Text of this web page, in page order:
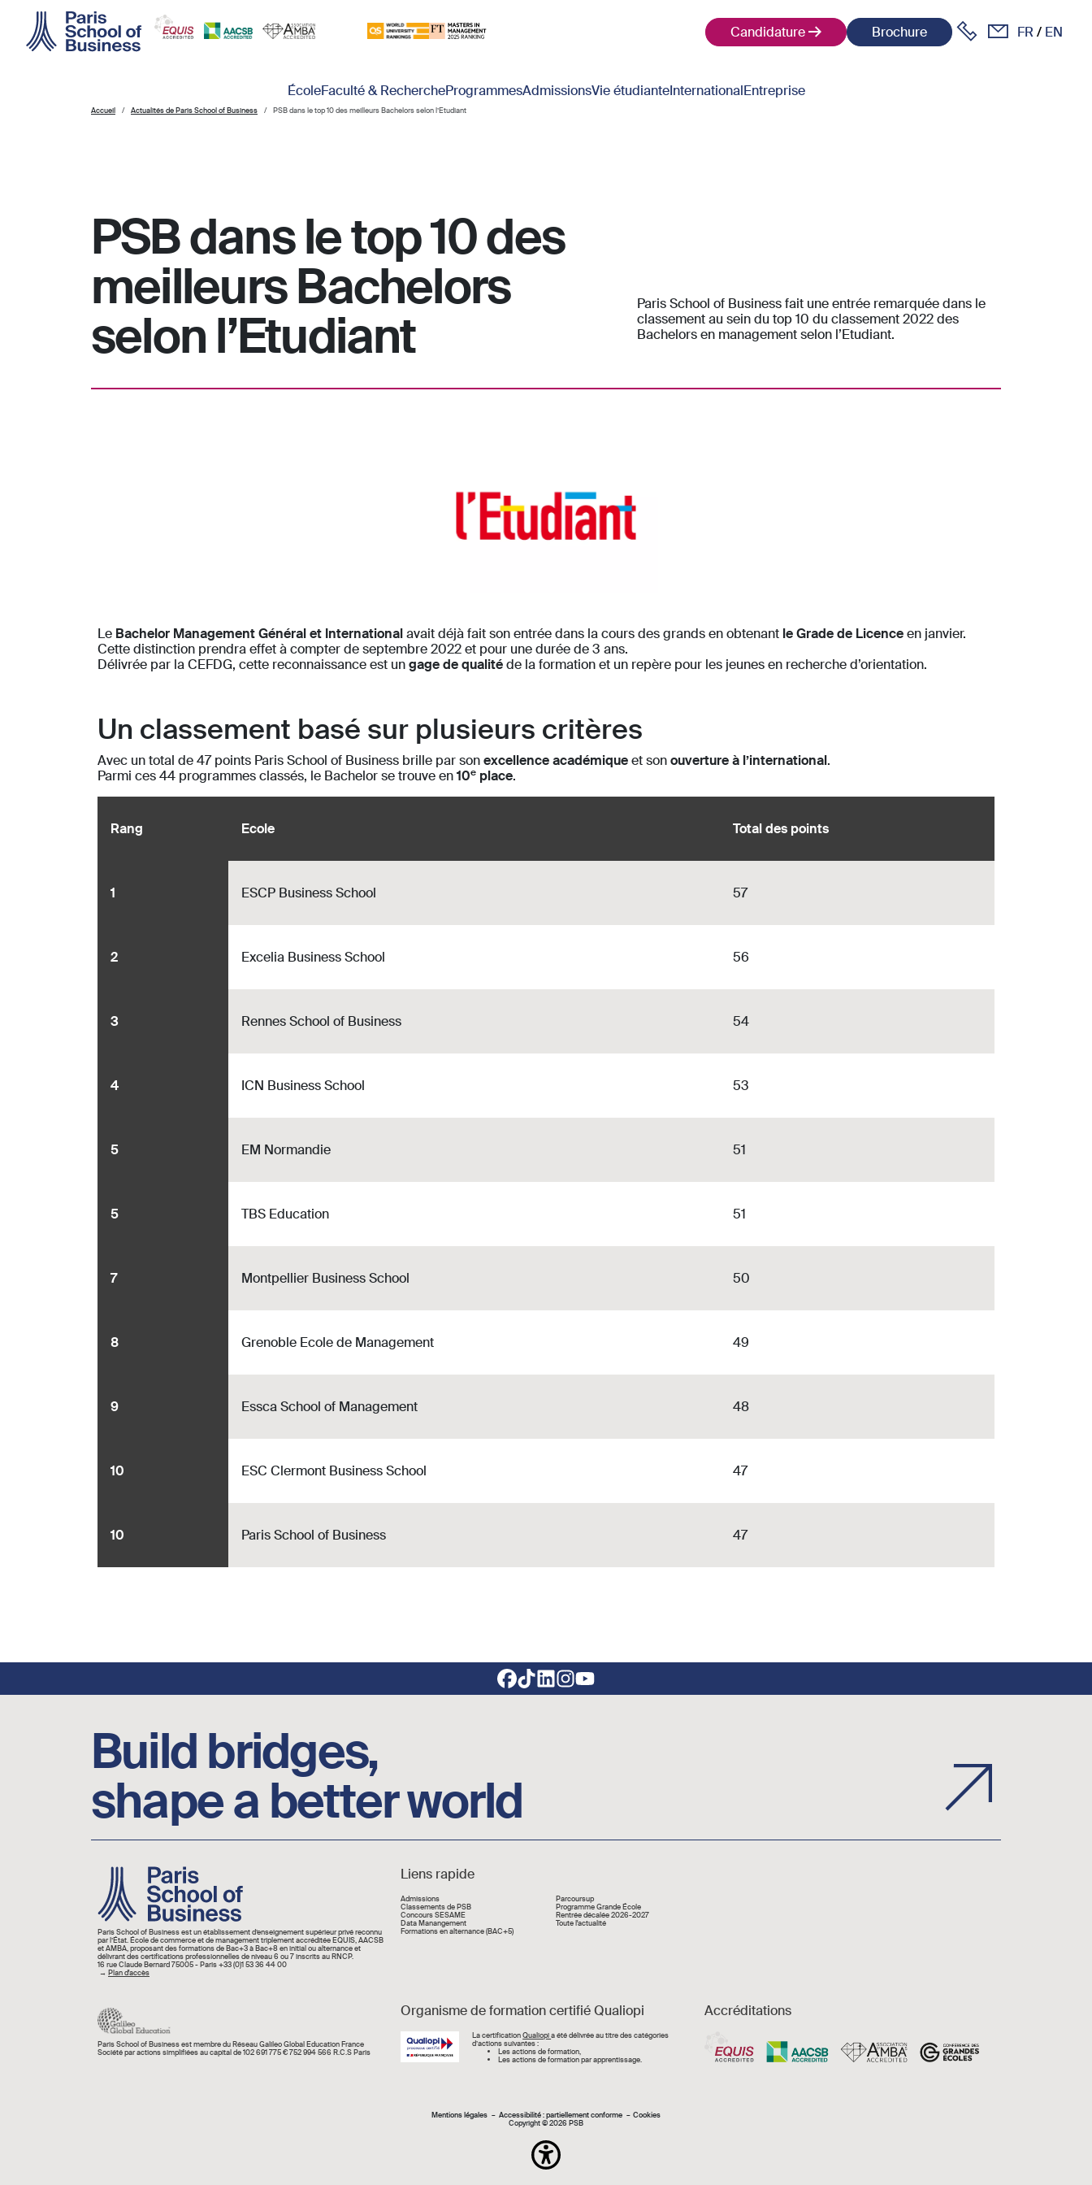
Candidature
Brochure FR EN
ÉcoleFaculté & RechercheProgrammesAdmissionsVie étudianteInternationalEntreprise
Accueil Actualités de Paris School of Business PSB dans le top 10 des meilleurs Bachelors selon l’Etudiant
PSB dans le top 10 des
meilleurs Bachelors
selon l’Etudiant
Paris School of Business fait une entrée remarquée dans le
classement au sein du top 10 du classement 2022 des
Bachelors en management selon l’Etudiant.
Le Bachelor Management Général et Internationalavait déjà fait son entrée dans la cours des grands en obtenant le Grade de Licenceen janvier.
Cette distinction prendra effet à compter de septembre 2022 et pour une durée de 3 ans.
Délivrée par la CEFDG, cette reconnaissance est ungage de qualitéde la formation et un repère pour les jeunes en recherche d’orientation.
Un classement basé sur plusieurs critères
Avec un total de 47 points Paris School of Business brille par sonexcellence académiqueet sonouverture à l’international.
Parmi ces 44 programmes classés, le Bachelor se trouve en10e place.
Rang Ecole Total des points
1 ESCP Business School 57
2 Excelia Business School 56
3 Rennes School of Business 54
4 ICN Business School 53
5 EM Normandie 51
5 TBS Education 51
7 Montpellier Business School 50
8 Grenoble Ecole de Management 49
9 Essca School of Management 48
10 ESC Clermont Business School 47
10 Paris School of Business 47
Build bridges,
shape a better world
Image
Paris School of Business est un établissement d’enseignement supérieur privé reconnu
par l’État. École de commerce et de management triplement accréditée EQUIS, AACSB
et AMBA, proposant des formations de Bac+3 à Bac+8 en initial ou alternance et
délivrant des certifications professionnelles de niveau 6 ou 7 inscrits au RNCP.
16 rue Claude Bernard 75005 - Paris +33 (0)1 53 36 44 00
→ Plan d'accès
Liens rapide
Liens rapide
Admissions
Classements de PSB
Concours SESAME
Data Manangement
Formations en alternance (BAC+5)
Parcoursup
Programme Grande École
Rentrée décalée 2026-2027
Toute l'actualité
Paris School of Business est membre du Réseau Galileo Global Education France
Société par actions simplifiées au capital de 102 691 775 € 752 994 566 R.C.S Paris
Organisme de formation certifié Qualiopi
Image La certificationQualiopia été délivrée au titre des catégories
d’actions suivantes :
Les actions de formation,
Les actions de formation par apprentissage.
Accréditations
Mentions légales et accessibilité
Mentions légales Accessibilité : partiellement conforme
Cookies
Copyright © 2026 PSB